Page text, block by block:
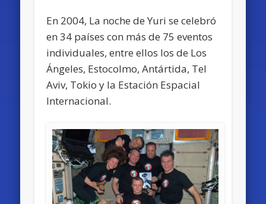
En 2004, La noche de Yuri se celebró
en 34 países con más de 75 eventos
individuales, entre ellos los de Los
Ángeles, Estocolmo, Antártida, Tel
Aviv, Tokio y la Estación Espacial
Internacional.